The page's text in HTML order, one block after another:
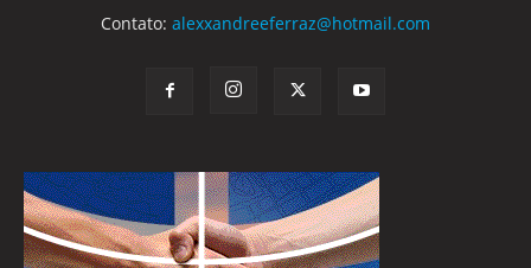
Contato: alexxandreeferraz@hotmail.com